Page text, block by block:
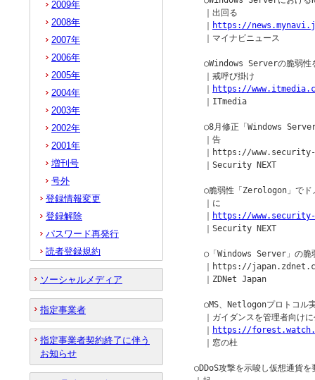
    ｜出回る
https://
    ｜マイナビニュース
○Windows Serverの脆弱性
    ｜戒呼び掛け
https://
    ｜ITmedia
○8月修正「Windows Server
    ｜告
｜https://
    ｜Security NEXT
○脆弱性「Zerologon」でド
    ｜に
https://www.security-
    ｜Security NEXT
○「Windows Server」の脆
｜https://
    ｜ZDNet Japan
○MS、Netlogonプロトコル
｜ガイダンスを管理者向けに
https://
    ｜窓の杜
○DDoS攻撃を示唆し仮想通貨
2009年
2008年
2007年
2006年
2005年
2004年
2003年
2002年
2001年
増刊号
号外
登録情報変更
登録解除
パスワード再発行
読者登録規約
ソーシャルメディア
指定事業者
指定事業者契約終了に伴う
お知らせ